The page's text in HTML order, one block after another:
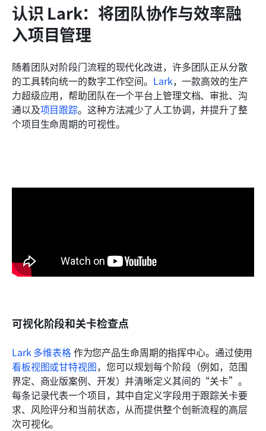
认识 Lark：将团队协作与效率融
入项目管理
随着团队对阶段门流程的现代化改进，许多团队正从分散
的工具转向统一的数字工作空间。 Lark，一款高效的生产
力超级应用，帮助团队在一个平台上管理文档、审批、沟
通以及项目跟踪。这种方法减少了人工协调，并提升了整
个项目生命周期的可视性。
可视化阶段和关卡检查点
Lark 多维表格 作为您产品生命周期的指挥中心。通过使用
看板视图或甘特视图，您可以规划每个阶段（例如，范围
界定、商业版案例、开发）并清晰定义其间的“关卡”。
每条记录代表一个项目，其中自定义字段用于跟踪关卡要
求、风险评分和当前状态，从而提供整个创新流程的高层
次可视化。